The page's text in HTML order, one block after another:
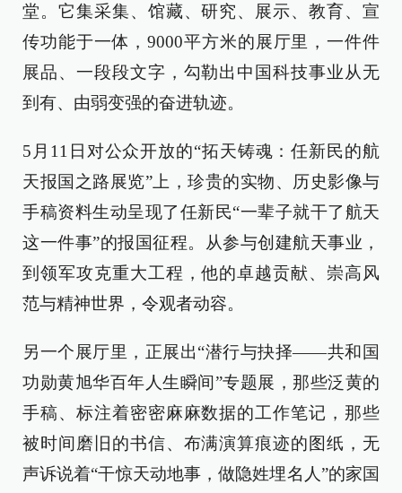
堂。它集采集、馆藏、研究、展示、教育、宣
传功能于一体，9000平方米的展厅里，一件件
展品、一段段文字，勾勒出中国科技事业从无
到有、由弱变强的奋进轨迹。
5月11日对公众开放的“拓天铸魂：任新民的航
天报国之路展览”上，珍贵的实物、历史影像与
手稿资料生动呈现了任新民“一辈子就干了航天
这一件事”的报国征程。从参与创建航天事业，
到领军攻克重大工程，他的卓越贡献、崇高风
范与精神世界，令观者动容。
另一个展厅里，正展出“潜行与抉择——共和国
功勋黄旭华百年人生瞬间”专题展，那些泛黄的
手稿、标注着密密麻麻数据的工作笔记，那些
被时间磨旧的书信、布满演算痕迹的图纸，无
声诉说着“干惊天动地事，做隐姓埋名人”的家国